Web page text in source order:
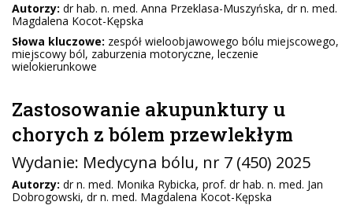
Autorzy: dr hab. n. med. Anna Przeklasa-Muszyńska, dr n. med.
Magdalena Kocot-Kępska
Słowa kluczowe: zespół wieloobjawowego bólu miejscowego,
miejscowy ból, zaburzenia motoryczne, leczenie
wielokierunkowe
Zastosowanie akupunktury u
chorych z bólem przewlekłym
Wydanie: Medycyna bólu, nr 7 (450) 2025
Autorzy: dr n. med. Monika Rybicka, prof. dr hab. n. med. Jan
Dobrogowski, dr n. med. Magdalena Kocot-Kępska